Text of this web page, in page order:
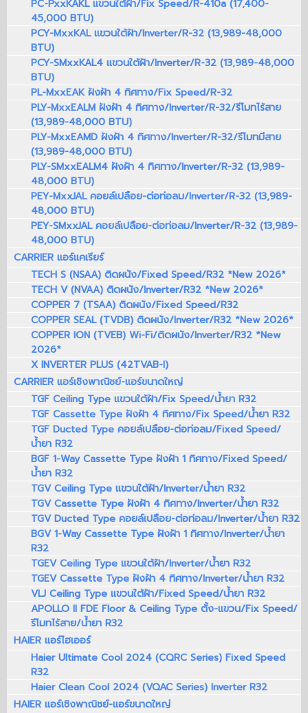
PC-PxxKAKL แขวนใต้ฝ้า/Fix Speed/R-410a (17,400-
45,000 BTU)
PCY-MxxKAL แขวนใต้ฝ้า/Inverter/R-32 (13,989-48,000
BTU)
PCY-SMxxKAL4 แขวนใต้ฝ้า/Inverter/R-32 (13,989-48,000
BTU)
PL-MxxEAK ฝังฝ้า 4 ทิศทาง/Fix Speed/R-32
PLY-MxxEALM ฝังฝ้า 4 ทิศทาง/Inverter/R-32/รีโมทไร้สาย
(13,989-48,000 BTU)
PLY-MxxEAMD ฝังฝ้า 4 ทิศทาง/Inverter/R-32/รีโมทมีสาย
(13,989-48,000 BTU)
PLY-SMxxEALM4 ฝังฝ้า 4 ทิศทาง/Inverter/R-32 (13,989-
48,000 BTU)
PEY-MxxJAL คอยล์เปลือย-ต่อท่อลม/Inverter/R-32 (13,989-
48,000 BTU)
PEY-SMxxJAL คอยล์เปลือย-ต่อท่อลม/Inverter/R-32 (13,989-
48,000 BTU)
CARRIER แอร์แคเรียร์
TECH S (NSAA) ติดผนัง/Fixed Speed/R32 *New 2026*
TECH V (NVAA) ติดผนัง/Inverter/R32 *New 2026*
COPPER 7 (TSAA) ติดผนัง/Fixed Speed/R32
COPPER SEAL (TVDB) ติดผนัง/Inverter/R32 *New 2026*
COPPER ION (TVEB) Wi-Fi/ติดผนัง/Inverter/R32 *New
2026*
X INVERTER PLUS (42TVAB-I)
CARRIER แอร์เชิงพาณิชย์-แอร์ขนาดใหญ่
TGF Ceiling Type แขวนใต้ฝ้า/Fix Speed/น้ำยา R32
TGF Cassette Type ฝังฝ้า 4 ทิศทาง/Fix Speed/น้ำยา R32
TGF Ducted Type คอยล์เปลือย-ต่อท่อลม/Fixed Speed/
น้ำยา R32
BGF 1-Way Cassette Type ฝังฝ้า 1 ทิศทาง/Fixed Speed/
น้ำยา R32
TGV Ceiling Type แขวนใต้ฝ้า/Inverter/น้ำยา R32
TGV Cassette Type ฝังฝ้า 4 ทิศทาง/Inverter/น้ำยา R32
TGV Ducted Type คอยล์เปลือย-ต่อท่อลม/Inverter/น้ำยา R32
BGV 1-Way Cassette Type ฝังฝ้า 1 ทิศทาง/Inverter/น้ำยา
R32
TGEV Ceiling Type แขวนใต้ฝ้า/Inverter/น้ำยา R32
TGEV Cassette Type ฝังฝ้า 4 ทิศทาง/Inverter/น้ำยา R32
VLJ Ceiling Type แขวนใต้ฝ้า/Fixed Speed/น้ำยา R32
APOLLO II FDE Floor & Ceiling Type ตั้ง-แขวน/Fix Speed/
รีโมทไร้สาย/น้ำยา R32
HAIER แอร์ไฮเออร์
Haier Ultimate Cool 2024 (CQRC Series) Fixed Speed
R32
Haier Clean Cool 2024 (VQAC Series) Inverter R32
HAIER แอร์เชิงพาณิชย์-แอร์ขนาดใหญ่